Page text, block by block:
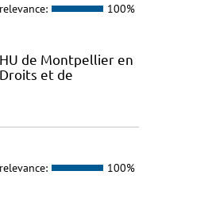
relevance: 100%
de Montpellier en
et de
relevance: 100%